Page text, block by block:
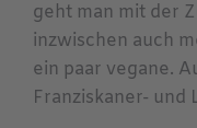
geht man mit der
inzwischen auch
ein paar vegane.
Franziskaner- und